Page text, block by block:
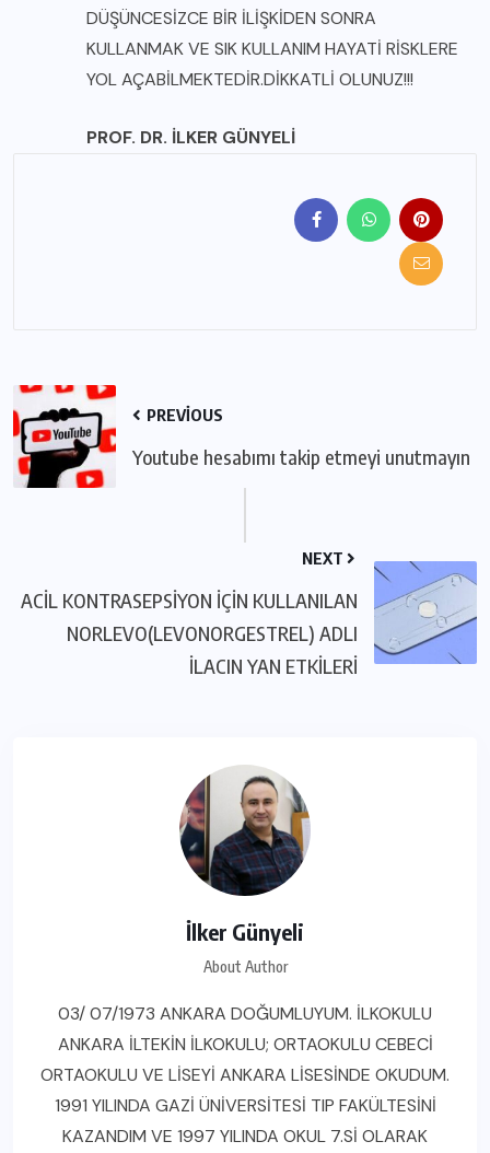
DÜŞÜNCESİZCE BİR İLİŞKİDEN SONRA
KULLANMAK VE SIK KULLANIM HAYATİ RİSKLERE
YOL AÇABİLMEKTEDİR.DİKKATLİ OLUNUZ!!!
PROF. DR. İLKER GÜNYELİ
PREVIOUS
Youtube hesabımı takip etmeyi unutmayın
NEXT
ACİL KONTRASEPSİYON İÇİN KULLANILAN
NORLEVO(LEVONORGESTREL) ADLI
İLACIN YAN ETKİLERİ
İlker Günyeli
About Author
03/ 07/1973 ANKARA DOĞUMLUYUM. İLKOKULU
ANKARA İLTEKİN İLKOKULU; ORTAOKULU CEBECİ
ORTAOKULU VE LİSEYİ ANKARA LİSESİNDE OKUDUM.
1991 YILINDA GAZİ ÜNİVERSİTESİ TIP FAKÜLTESİNİ
KAZANDIM VE 1997 YILINDA OKUL 7.Sİ OLARAK